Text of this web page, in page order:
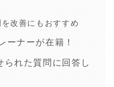
を改善にもおすすめ
ーナーが在籍！
られた質問に回答し